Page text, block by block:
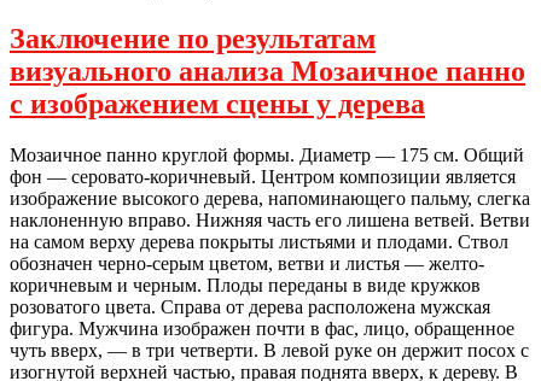
Заключение по результатам
визуального анализа Мозаичное панно
с изображением сцены у дерева
Мозаичное панно круглой формы. Диаметр — 175 см. Общий
фон — серовато-коричневый. Центром композиции является
изображение высокого дерева, напоминающего пальму, слегка
наклоненную вправо. Нижняя часть его лишена ветвей. Ветви
на самом верху дерева покрыты листьями и плодами. Ствол
обозначен черно-серым цветом, ветви и листья — желто-
коричневым и черным. Плоды переданы в виде кружков
розоватого цвета. Справа от дерева расположена мужская
фигура. Мужчина изображен почти в фас, лицо, обращенное
чуть вверх, — в три четверти. В левой руке он держит посох с
изогнутой верхней частью, правая поднята вверх, к дереву. В